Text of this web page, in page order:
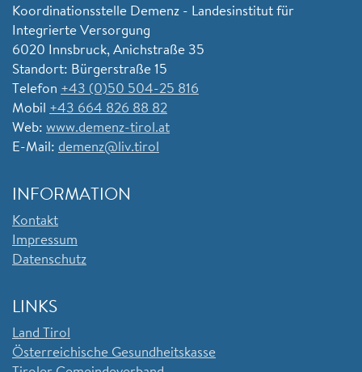
Koordinationsstelle Demenz - Landesinstitut für
Integrierte Versorgung
6020 Innsbruck, Anichstraße 35
Standort: Bürgerstraße 15
Telefon +43 (0)50 504-25 816
Mobil +43 664 826 88 82
Web: www.demenz-tirol.at
E-Mail: demenz@liv.tirol
INFORMATION
Kontakt
Impressum
Datenschutz
LINKS
Land Tirol
Österreichische Gesundheitskasse